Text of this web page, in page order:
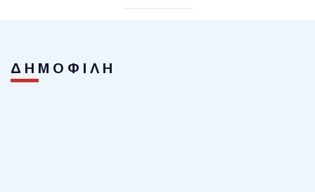
ΔΗΜΟΦΙΛΗ